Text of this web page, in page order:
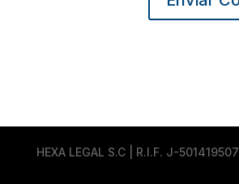
HEXA LEGAL S.C | R.I.F. J-501419507